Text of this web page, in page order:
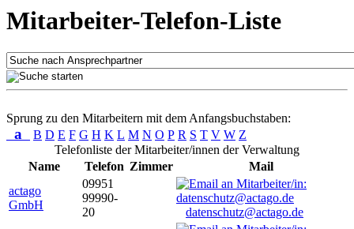
Mitarbeiter-Telefon-Liste
Sprung zu den Mitarbeitern mit dem Anfangsbuchstaben:
a B D E F G H K L M N O P R S T V W Z
Telefonliste der Mitarbeiter/innen der Verwaltung
Name
Telefon Zimmer
Mail
actago
GmbH
09951
99990-
20
datenschutz@actago.de